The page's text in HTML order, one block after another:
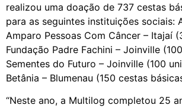
realizou uma doação de 737 cestas
para as seguintes instituições sociais:
Amparo Pessoas Com Câncer – Itajaí
Fundação Padre Fachini – Joinville
Sementes do Futuro – Joinville (100
Betânia – Blumenau (150 cestas
“Neste ano, a Multilog completou 25